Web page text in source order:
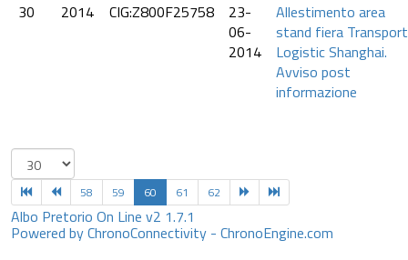
30
2014 CIG:Z800F25758
23-
06-
2014
Allestimento area
stand fiera Transport
Logistic Shanghai.
Avviso post
informazione
58 59 60 61 62
Albo Pretorio On Line v2 1.7.1
Powered by ChronoConnectivity - ChronoEngine.com